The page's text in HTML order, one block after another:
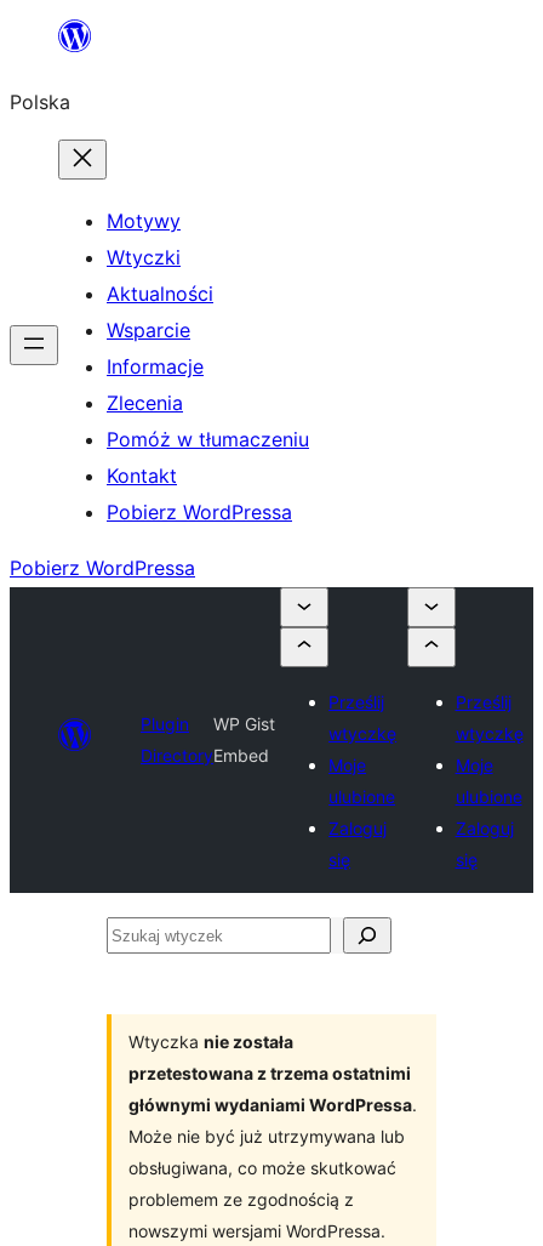
Przejdź
treści
Polska
Motywy
Wtyczki
Aktualności
Wsparcie
Informacje
Zlecenia
Pomóż w tłumaczeniu
Kontakt
Pobierz WordPressa
Pobierz WordPressa
Plugin
Directory
WP Gist
Embed
Prześlij
wtyczkę
Moje
ulubione
Zaloguj
się
Prześlij
wtyczkę
Moje
ulubione
Zaloguj
się
Szukaj
Wtyczka nie została
przetestowana z trzema ostatnimi
głównymi wydaniami WordPressa.
Może nie być już utrzymywana lub
obsługiwana, co może skutkować
problemem ze zgodnością z
nowszymi wersjami WordPressa.